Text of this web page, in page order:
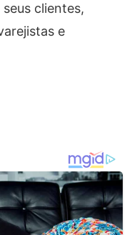
clientes,
e